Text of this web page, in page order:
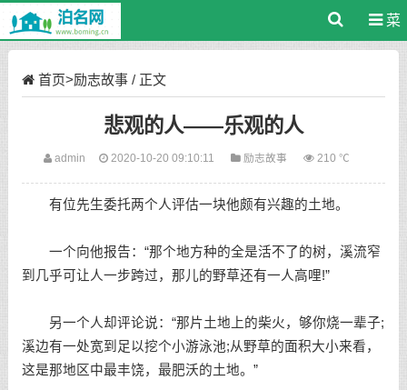
菜
首页>励志故事/ 正文
悲观的人——乐观的人
admin 2020-10-20 09:10:11 励志故事 210 ℃
有位先生委托两个人评估一块他颇有兴趣的土地。
一个向他报告：“那个地方种的全是活不了的树，溪流窄
到几乎可让人一步跨过，那儿的野草还有一人高哩!”
另一个人却评论说：“那片土地上的柴火，够你烧一辈子;
溪边有一处宽到足以挖个小游泳池;从野草的面积大小来看，
这是那地区中最丰饶，最肥沃的土地。”